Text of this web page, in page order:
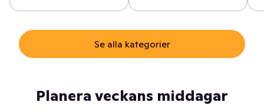
Se alla kategorier
Planera veckans middagar